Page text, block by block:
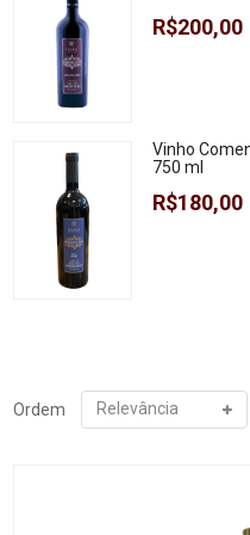
R$200,00
Vinho
750 ml
R$180,00
Ordem